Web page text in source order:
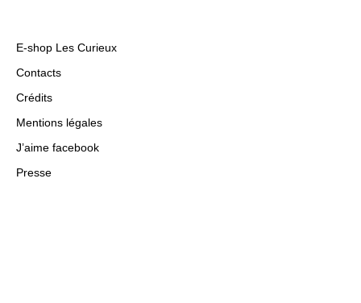
E-shop Les Curieux
Contacts
Crédits
Mentions légales
J’aime facebook
Presse